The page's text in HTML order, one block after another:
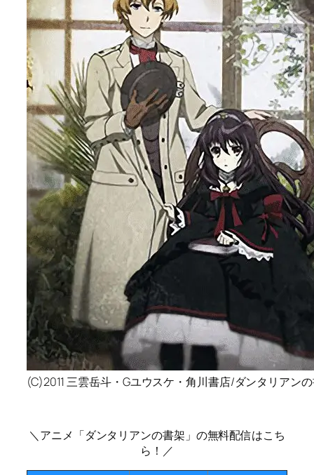
(C)2011 三雲岳斗・Gユウスケ・角川書店/ダンタリアン
＼アニメ「ダンタリアンの書架」の無料配信はこち
ら！／